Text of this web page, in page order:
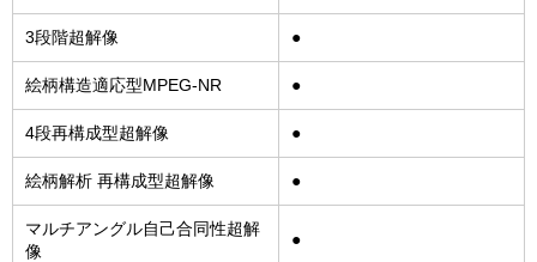
3段階超解像 ●
絵柄構造適応型MPEG-NR ●
4段再構成型超解像 ●
絵柄解析 再構成型超解像 ●
マルチアングル自己合同性超解
像
●